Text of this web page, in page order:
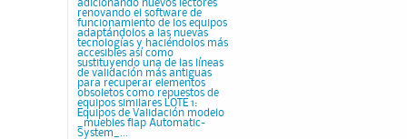
adicionando nuevos lectores
renovando el software de
funcionamiento de los equipos
adaptándolos a las nuevas
tecnologías y haciéndolos más
accesibles así como
sustituyendo una de las líneas
de validación más antiguas
para recuperar elementos
obsoletos como repuestos de
equipos similares LOTE 1:
Equipos de Validación modelo
_muebles flap Automatic-
System_...